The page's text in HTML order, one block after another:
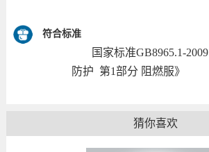
符合标准
国家标准GB8965.1-2009
防护 第1部分 阻燃服》
猜你喜欢